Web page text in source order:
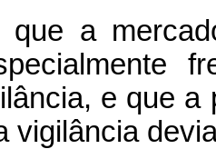
mercadoria
e que
vigilância